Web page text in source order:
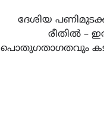
ദേശിയ
രീതിൽ –
പൊതുഗതാഗതവും കട